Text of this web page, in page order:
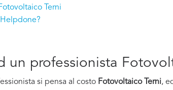
Terni
un professionista
si pensa al costo Fotovoltaico Terni,